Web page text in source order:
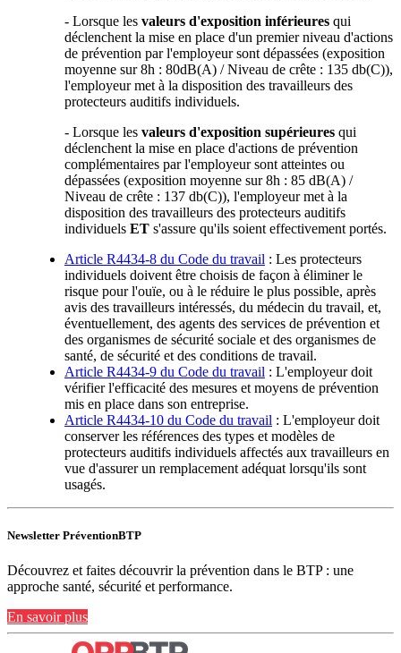
- Lorsque les valeurs d'exposition inférieures qui
déclenchent la mise en place d'un premier niveau d'actions
de prévention par l'employeur sont dépassées (exposition
moyenne sur 8h : 80dB(A) / Niveau de crête : 135 db(C)),
l'employeur met à la disposition des travailleurs des
protecteurs auditifs individuels.
- Lorsque les valeurs d'exposition supérieures qui
déclenchent la mise en place d'actions de prévention
complémentaires par l'employeur sont atteintes ou
dépassées (exposition moyenne sur 8h : 85 dB(A) /
Niveau de crête : 137 db(C)), l'employeur met à la
disposition des travailleurs des protecteurs auditifs
individuels ET s'assure qu'ils soient effectivement portés.
Article R4434-8 du Code du travail : Les protecteurs
individuels doivent être choisis de façon à éliminer le
risque pour l'ouïe, ou à le réduire le plus possible, après
avis des travailleurs intéressés, du médecin du travail, et,
éventuellement, des agents des services de prévention et
des organismes de sécurité sociale et des organismes de
santé, de sécurité et des conditions de travail.
Article R4434-9 du Code du travail : L'employeur doit
vérifier l'efficacité des mesures et moyens de prévention
mis en place dans son entreprise.
Article R4434-10 du Code du travail : L'employeur doit
conserver les références des types et modèles de
protecteurs auditifs individuels affectés aux travailleurs en
vue d'assurer un remplacement adéquat lorsqu'ils sont
usagés.
Newsletter PréventionBTP
Découvrez et faites découvrir la prévention dans le BTP : une
approche santé, sécurité et performance.
En savoir plus